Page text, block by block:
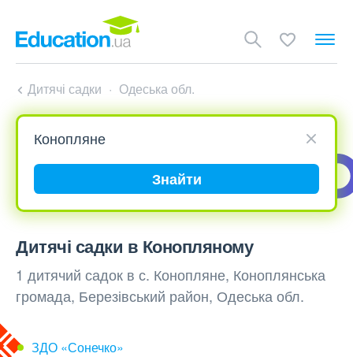
Дитячі садки Одеська обл.
Знайти
Дитячі садки в Конопляному
1 дитячий садок в с. Конопляне, Коноплянська
громада, Березівський район, Одеська обл.
ЗДО «Сонечко»